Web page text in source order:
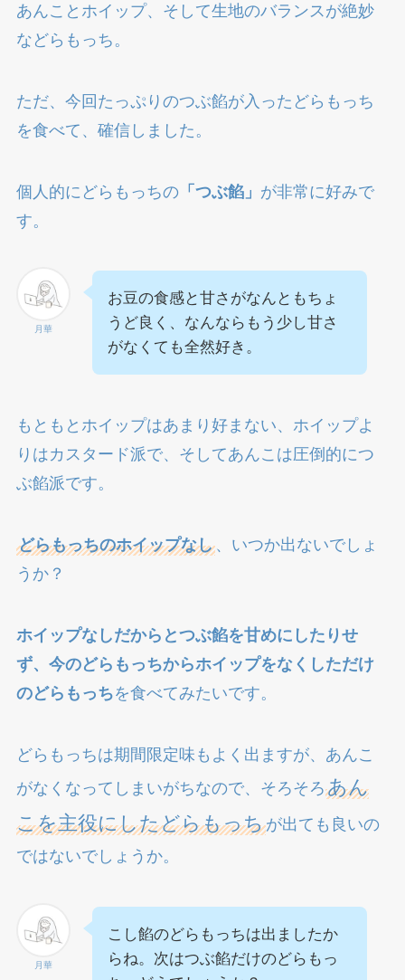
あんことホイップ、そして生地のバランスが絶妙
などらもっち。
ただ、今回たっぷりのつぶ餡が入ったどらもっち
を食べて、確信しました。
個人的にどらもっちの「つぶ餡」 が非常に好みで
す。
月華
お豆の食感と甘さがなんともちょ
うど良く、なんならもう少し甘さ
がなくても全然好き。
もともとホイップはあまり好まない、ホイップよ
りはカスタード派で、そしてあんこは圧倒的につ
ぶ餡派です。
どらもっちのホイップなし、いつか出ないでしょ
うか？
ホイップなしだからとつぶ餡を甘めにしたりせ
ず、今のどらもっちからホイップをなくしただけ
のどらもっちを食べてみたいです。
どらもっちは期間限定味もよく出ますが、あんこ
がなくなってしまいがちなので、そろそろあん
こを主役にしたどらもっちが出ても良いの
ではないでしょうか。
月華
こし餡のどらもっちは出ましたか
らね。次はつぶ餡だけのどらもっ